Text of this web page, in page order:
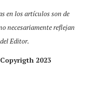
en los artículos son de
necesariamente reflejan
Editor.
2023